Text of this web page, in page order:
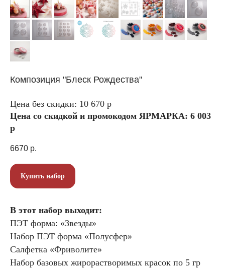
Композиция "Блеск Рождества"
Цена без скидки: 10 670 р
Цена со скидкой и промокодом ЯРМАРКА: 6 003
р
6670 р.
Купить набор
В этот набор выходит:
ПЭТ форма: «Звезды»
Набор ПЭТ форма «Полусфер»
Салфетка «Фриволите»
Набор базовых жирорастворимых красок по 5 гр